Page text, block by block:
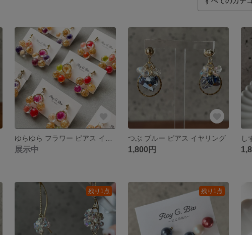
展示中
つぶ ブルー ピアス イヤリング
1,800円
残り1点 残り1点